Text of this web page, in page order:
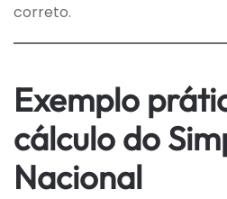
correto.
Exemplo
cálculo do
Nacional